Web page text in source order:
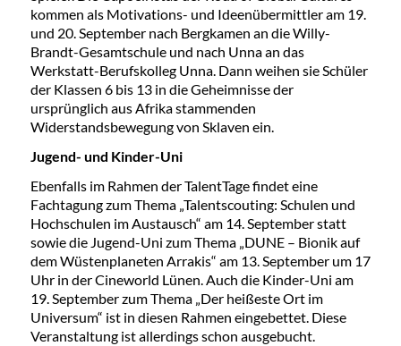
kommen als Motivations- und Ideenübermittler am 19.
und 20. September nach Bergkamen an die Willy-
Brandt-Gesamtschule und nach Unna an das
Werkstatt-Berufskolleg Unna. Dann weihen sie Schüler
der Klassen 6 bis 13 in die Geheimnisse der
ursprünglich aus Afrika stammenden
Widerstandsbewegung von Sklaven ein.
Jugend- und Kinder-Uni
Ebenfalls im Rahmen der TalentTage findet eine
Fachtagung zum Thema „Talentscouting: Schulen und
Hochschulen im Austausch“ am 14. September statt
sowie die Jugend-Uni zum Thema „DUNE – Bionik auf
dem Wüstenplaneten Arrakis“ am 13. September um 17
Uhr in der Cineworld Lünen. Auch die Kinder-Uni am
19. September zum Thema „Der heißeste Ort im
Universum“ ist in diesen Rahmen eingebettet. Diese
Veranstaltung ist allerdings schon ausgebucht.